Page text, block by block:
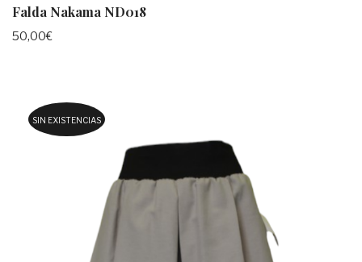
Falda Nakama ND018
50,00€
SIN EXISTENCIAS